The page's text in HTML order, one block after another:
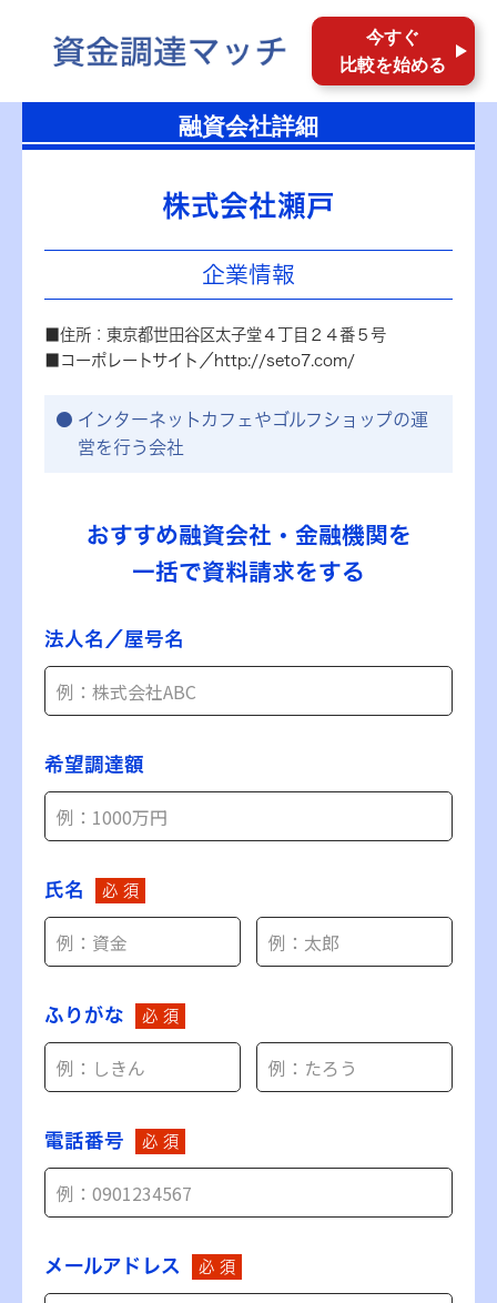
今すぐ
比較を始める
融資会社詳細
株式会社瀬戸
企業情報
■住所：東京都世田谷区太子堂４丁目２４番５号
■コーポレートサイト／http://seto7.com/
インターネットカフェやゴルフショップの運
営を行う会社
おすすめ融資会社・金融機関を
一括で資料請求をする
法人名／屋号名
希望調達額
氏名 必 須
ふりがな 必 須
電話番号 必 須
メールアドレス 必 須